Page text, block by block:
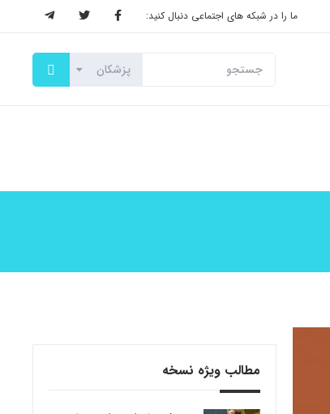
ما را در شبکه های اجتماعی دنبال کنید:
مطالب ویژه نسخه